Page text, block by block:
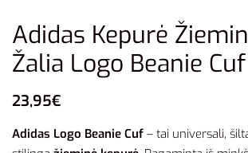
Adidas Kepurė
Žalia Logo Beanie
23,95€
Adidas Logo Beanie Cuf – tai universali,